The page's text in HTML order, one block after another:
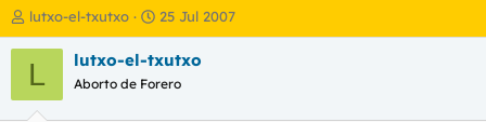
I
n
i
a
lutxo-el-txutxo
F
e
c
a
25 Jul 2007
L lutxo-el-txutxo
Aborto de Forero